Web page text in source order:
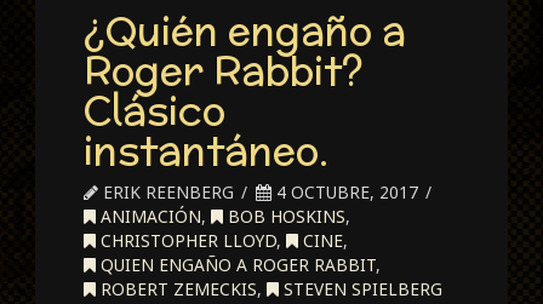
¿Quién engaño a
Roger Rabbit?
Clásico
instantáneo.
ERIK REENBERG
4 OCTUBRE, 2017
ANIMACIÓN, BOB HOSKINS,
CHRISTOPHER LLOYD, CINE,
QUIEN ENGAÑO A ROGER RABBIT,
ROBERT ZEMECKIS, STEVEN SPIELBERG